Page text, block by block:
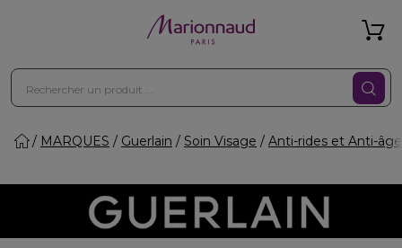
MARQUES Guerlain Soin Visage Anti-rides et Anti-âge